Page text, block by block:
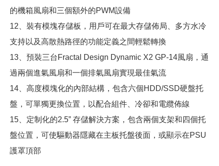
的機箱風扇和三個額外的PWM設備
12、裝有模塊存儲板，用戶可在最大存儲佈局、多方水冷
支持以及高散熱路徑的功能定義之間輕鬆轉換
13、預裝三台Fractal Design Dynamic X2 GP-14風扇，通
過兩個進氣風扇和一個排氣風扇實現最佳氣流
14、高度模塊化的內部結構，包含六個HDD/SSD硬盤托
盤，可單獨更換位置，以配合組件、冷卻和電纜佈線
15、定制化的2.5” 存儲解決方案，包含兩個支架和四個托
盤位置，可使驅動器隱藏在主板托盤後面，或顯示在PSU
護罩頂部